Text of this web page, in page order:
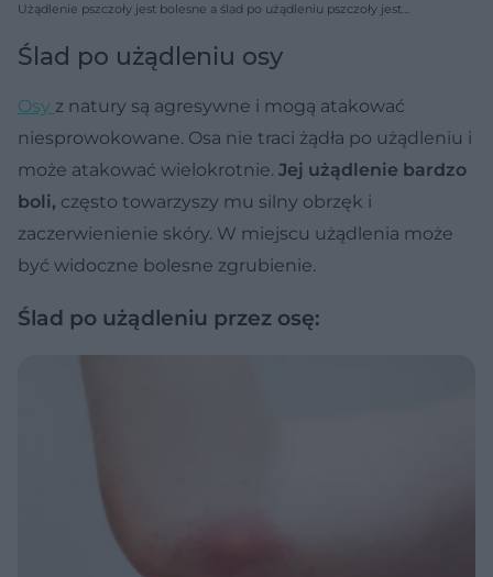
Użądlenie pszczoły jest bolesne a ślad po użądleniu pszczoły jest
którym pozostaje żądło) tworzy się obrzęk, zaczerwienienie i bąbel.
Ślad po użądleniu osy
Osy z natury są agresywne i mogą atakować
niesprowokowane. Osa nie traci żądła po użądleniu i
może atakować wielokrotnie. Jej użądlenie bardzo
boli, często towarzyszy mu silny obrzęk i
zaczerwienienie skóry. W miejscu użądlenia może
być widoczne bolesne zgrubienie.
Ślad po użądleniu przez osę: